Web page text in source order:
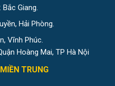
Bắc Giang.
Hải Phòng.
Vĩnh Phúc.
Hoàng Mai, TP Hà Nội
TRUNG